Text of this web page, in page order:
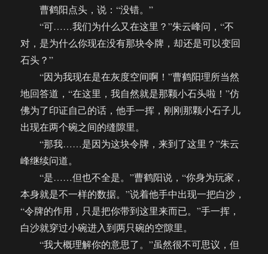
曹鹤阳点头，说：“没错。”
“可……我们为什么又在这里？”朱云峰问，“不
对，是为什么你现在没有那块令牌，却还是可以变回
石头？”
“因为我现在是在灰度空间啊！”曹鹤阳理所当然
地回答道，“在这里，我自然就是那颗小石头啦！”仿
佛为了印证自己的话，他手一挥，刚刚那颗小石子儿
出现在两个碗之间的缝隙里。
“那我……是因为这块令牌，来到了这里？”朱云
峰继续问道。
“是……但也不全是。”曹鹤阳说，“你身为玩家，
本身就是不一样的数据。”说着他手中出现一把白沙，
“令牌的作用，只是把你带到这里来而已。”手一挥，
白沙就穿过小碗进入到两只碗的空隙里。
“我大概理解你的意思了。”虽然很不可思议，但